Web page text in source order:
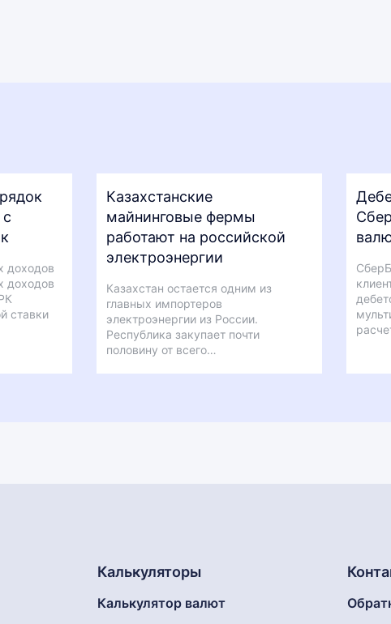
доходов
доходов
ставки
Казахстанские
майнинговые фермы
работают на российской
электроэнергии
Казахстан остается одним из
главных импортеров
электроэнергии из России.
Республика закупает почти
половину от всего…
Калькуляторы
Калькулятор валют